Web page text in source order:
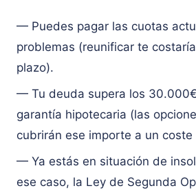
— Puedes pagar las cuotas
problemas (reunificar te
plazo).
— Tu deuda supera los
garantía hipotecaria (las
cubrirán ese importe a un coste
— Ya estás en situación de
ese caso, la Ley de Segunda